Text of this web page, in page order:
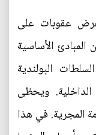
عقوبات على
الأساسية
البولندية
ويحظى
المجرية. في هذا